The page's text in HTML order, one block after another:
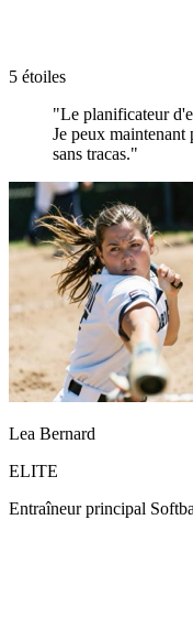
5 étoiles
"Le planificateur
Je peux maintenant
sans tracas."
Lea Bernard
ELITE
Entraîneur principal